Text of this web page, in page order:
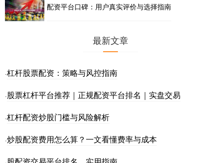
配资平台口碑：用户真实评价与选择指南
最新文章
·杠杆股票配资：策略与风控指南
·股票杠杆平台推荐｜正规配资平台排名｜实盘交易
·杠杆配资炒股门槛与风险解析
·炒股配资费用怎么算？一文看懂费率与成本